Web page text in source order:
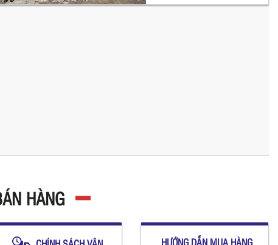
HÀNG
HƯỚNG DẪN MUA HÀNG